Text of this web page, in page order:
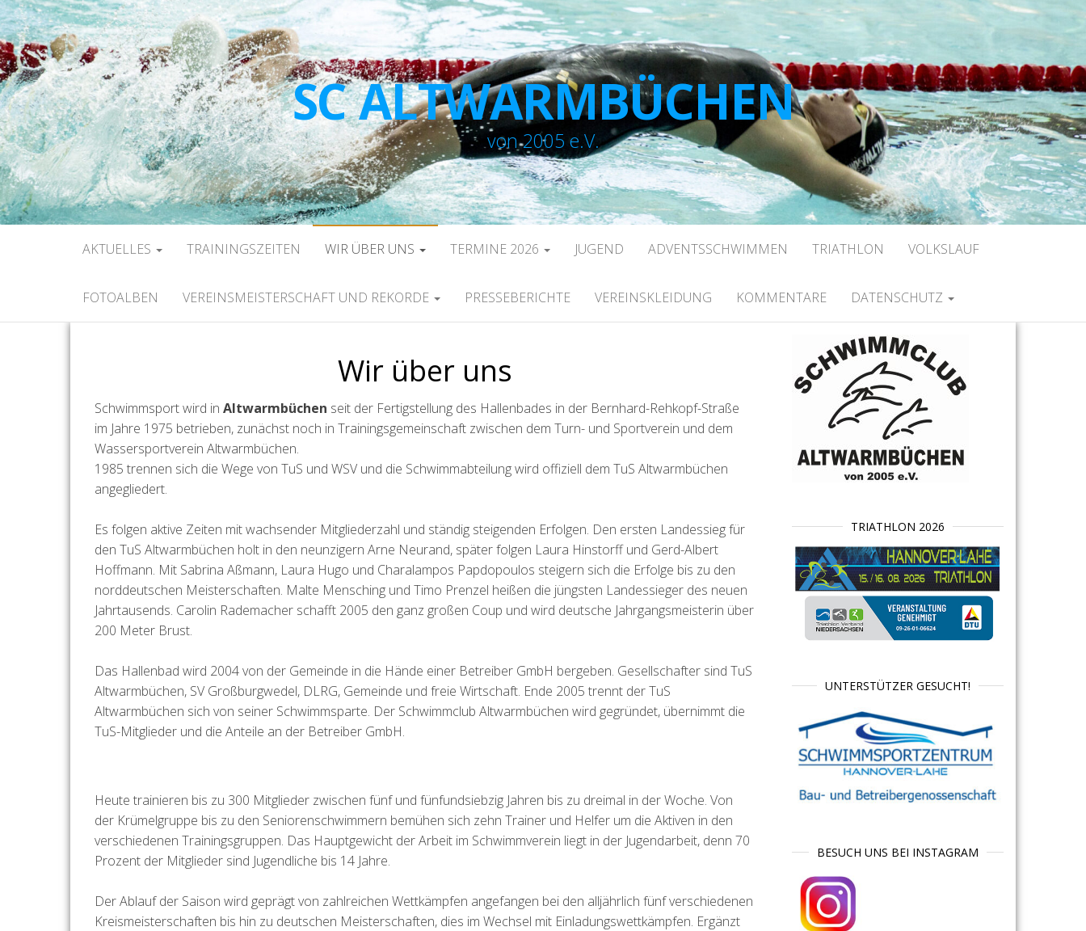
SC ALTWARMBÜCHEN
von 2005 e.V.
AKTUELLES TRAININGSZEITEN WIR ÜBER UNS TERMINE 2026 JUGEND ADVENTSSCHWIMMEN TRIATHLON VOLKSLAUF
FOTOALBEN VEREINSMEISTERSCHAFT UND REKORDE PRESSEBERICHTE VEREINSKLEIDUNG KOMMENTARE DATENSCHUTZ
Wir über uns
Schwimmsport wird in Altwarmbüchen seit der Fertigstellung des Hallenbades in der Bernhard-Rehkopf-Straße
im Jahre 1975 betrieben, zunächst noch in Trainingsgemeinschaft zwischen dem Turn- und Sportverein und dem
Wassersportverein Altwarmbüchen.
1985 trennen sich die Wege von TuS und WSV und die Schwimmabteilung wird offiziell dem TuS Altwarmbüchen
angegliedert.
Es folgen aktive Zeiten mit wachsender Mitgliederzahl und ständig steigenden Erfolgen. Den ersten Landessieg für
den TuS Altwarmbüchen holt in den neunzigern Arne Neurand, später folgen Laura Hinstorff und Gerd-Albert
Hoffmann. Mit Sabrina Aßmann, Laura Hugo und Charalampos Papdopoulos steigern sich die Erfolge bis zu den
norddeutschen Meisterschaften. Malte Mensching und Timo Prenzel heißen die jüngsten Landessieger des neuen
Jahrtausends. Carolin Rademacher schafft 2005 den ganz großen Coup und wird deutsche Jahrgangsmeisterin über
200 Meter Brust.
Das Hallenbad wird 2004 von der Gemeinde in die Hände einer Betreiber GmbH bergeben. Gesellschafter sind TuS
Altwarmbüchen, SV Großburgwedel, DLRG, Gemeinde und freie Wirtschaft. Ende 2005 trennt der TuS
Altwarmbüchen sich von seiner Schwimmsparte. Der Schwimmclub Altwarmbüchen wird gegründet, übernimmt die
TuS-Mitglieder und die Anteile an der Betreiber GmbH.
Heute trainieren bis zu 300 Mitglieder zwischen fünf und fünfundsiebzig Jahren bis zu dreimal in der Woche. Von
der Krümelgruppe bis zu den Seniorenschwimmern bemühen sich zehn Trainer und Helfer um die Aktiven in den
verschiedenen Trainingsgruppen. Das Hauptgewicht der Arbeit im Schwimmverein liegt in der Jugendarbeit, denn 70
Prozent der Mitglieder sind Jugendliche bis 14 Jahre.
Der Ablauf der Saison wird geprägt von zahlreichen Wettkämpfen angefangen bei den alljährlich fünf verschiedenen
Kreismeisterschaften bis hin zu deutschen Meisterschaften, dies im Wechsel mit Einladungswettkämpfen. Ergänzt
TRIATHLON 2026
UNTERSTÜTZER GESUCHT!
BESUCH UNS BEI INSTAGRAM